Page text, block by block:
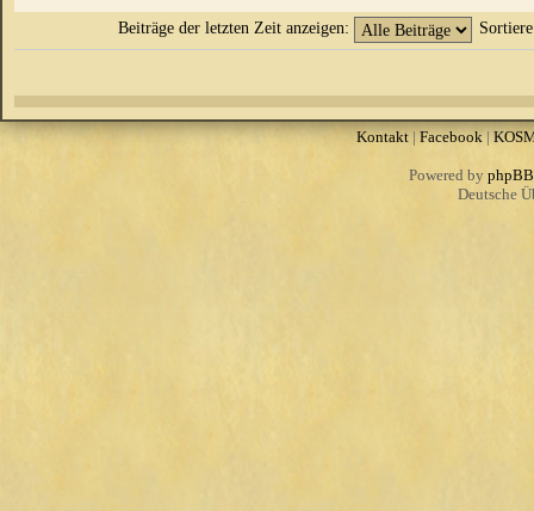
Beiträge der letzten Zeit anzeigen:
Kontakt|Facebook|
Powered by phpBB
Deutsche